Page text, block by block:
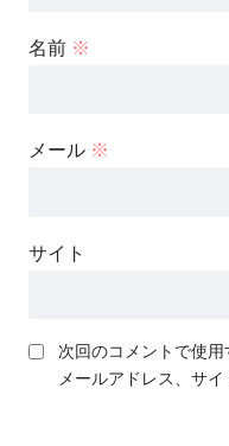
名前 ※
メール ※
サイト
次回のコメントで使用
メールアドレス、サイ